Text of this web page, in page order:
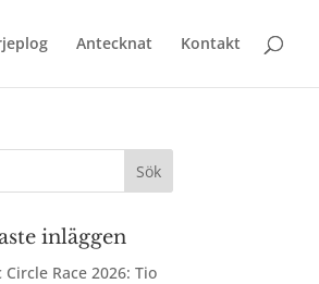
Antecknat Kontakt
inläggen
Circle Race 2026: Tio